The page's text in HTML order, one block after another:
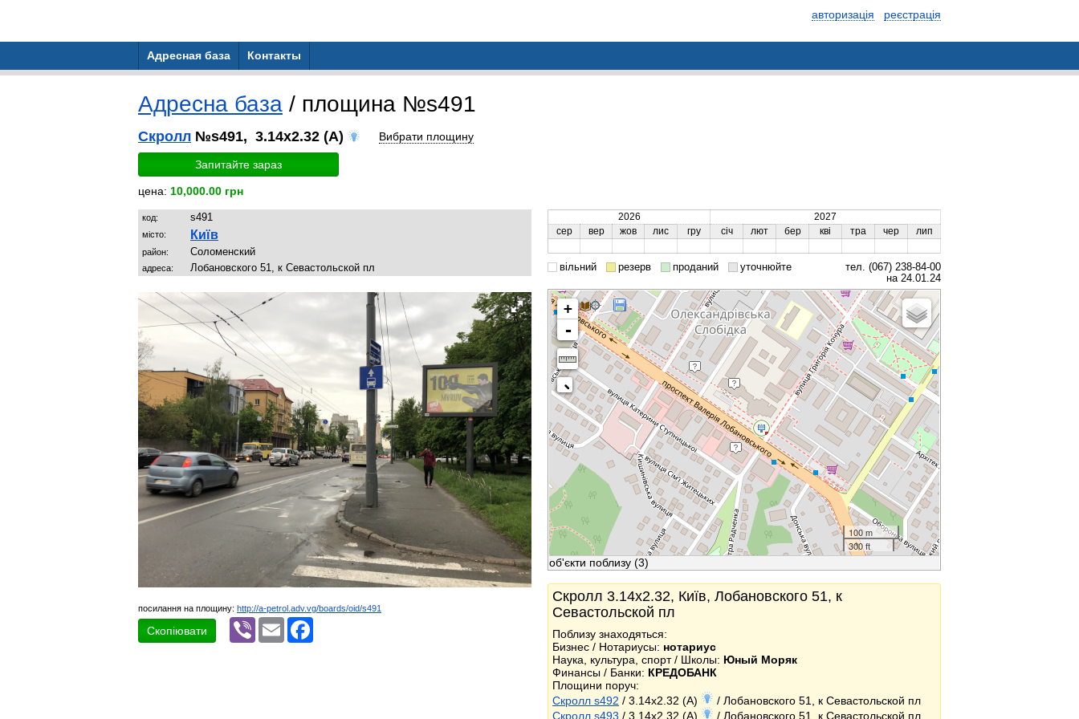
авторизація реєстрація
Адресная база Контакты
Адресна база / площина №s491
Скролл №s491, 3.14x2.32 (A) Вибрати площину
Запитайте зараз
цена: 10,000.00 грн
код: s491
місто: Київ
район: Соломенский
адреса: Лобановского 51, к Севастольской пл
посилання на площину: http://a-petrol.adv.vg/boards/oid/s491
Скопіювати
Viber Email
2026
2027
сер
вер жов лис гру січ лют бер кві тра чер лип
вільний резерв проданий уточнюйте
тел. (067) 238-84-00
на 24.01.24
+
-
100 m
300 ft
об'єкти поблизу (3)
Скролл 3.14x2.32, Київ, Лобановского 51, к
Севастольской пл
Поблизу знаходяться:
Бизнес / Нотариусы: нотариус
Наука, культура, спорт / Школы: Юный Моряк
Финансы / Банки: КРЕДОБАНК
Площини поруч:
Скролл s492 / 3.14x2.32 (A)
/ Лобановского 51, к Севастольской пл
Скролл s493 / 3.14x2.32 (A) / Лобановского 51, к Севастольской пл